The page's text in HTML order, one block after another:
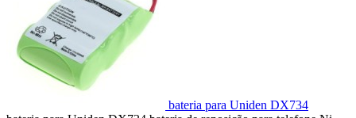
bateria para Uniden DX734